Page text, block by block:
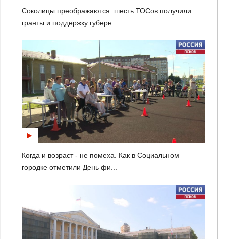
Соколицы преображаются: шесть ТОСов получили
гранты и поддержку губерн...
Когда и возраст - не помеха. Как в Социальном
городке отметили День фи...